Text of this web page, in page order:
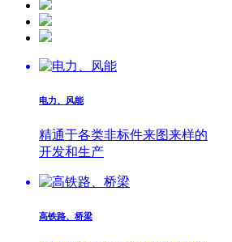
电力、风能
精通于各类非标件来图来样的
开发和生产
高铁路、桥梁